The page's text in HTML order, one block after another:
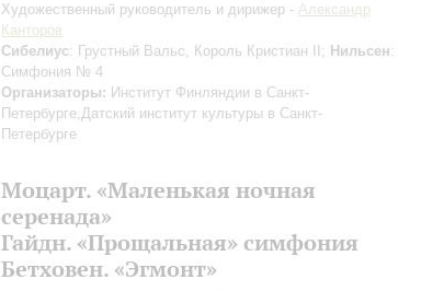
Художественный руководитель и дирижер - Александр
Канторов
Сибелиус: Грустный Вальс, Король Кристиан II; Нильсен:
Симфония № 4
Организаторы: Институт Финляндии в Санкт-
Петербурге,Датский институт культуры в Санкт-
Петербурге
Моцарт. «Маленькая ночная
серенада»
Гайдн. «Прощальная» симфония
Бетховен. «Эгмонт»